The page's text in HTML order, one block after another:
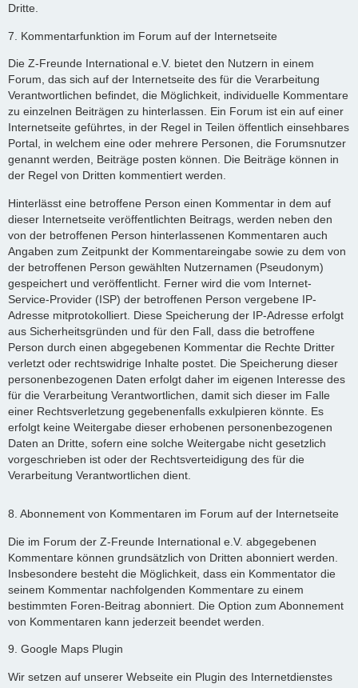
Dritte.
7. Kommentarfunktion im Forum auf der Internetseite
Die Z-Freunde International e.V. bietet den Nutzern in einem
Forum, das sich auf der Internetseite des für die Verarbeitung
Verantwortlichen befindet, die Möglichkeit, individuelle Kommentare
zu einzelnen Beiträgen zu hinterlassen. Ein Forum ist ein auf einer
Internetseite geführtes, in der Regel in Teilen öffentlich einsehbares
Portal, in welchem eine oder mehrere Personen, die Forumsnutzer
genannt werden, Beiträge posten können. Die Beiträge können in
der Regel von Dritten kommentiert werden.
Hinterlässt eine betroffene Person einen Kommentar in dem auf
dieser Internetseite veröffentlichten Beitrags, werden neben den
von der betroffenen Person hinterlassenen Kommentaren auch
Angaben zum Zeitpunkt der Kommentareingabe sowie zu dem von
der betroffenen Person gewählten Nutzernamen (Pseudonym)
gespeichert und veröffentlicht. Ferner wird die vom Internet-
Service-Provider (ISP) der betroffenen Person vergebene IP-
Adresse mitprotokolliert. Diese Speicherung der IP-Adresse erfolgt
aus Sicherheitsgründen und für den Fall, dass die betroffene
Person durch einen abgegebenen Kommentar die Rechte Dritter
verletzt oder rechtswidrige Inhalte postet. Die Speicherung dieser
personenbezogenen Daten erfolgt daher im eigenen Interesse des
für die Verarbeitung Verantwortlichen, damit sich dieser im Falle
einer Rechtsverletzung gegebenenfalls exkulpieren könnte. Es
erfolgt keine Weitergabe dieser erhobenen personenbezogenen
Daten an Dritte, sofern eine solche Weitergabe nicht gesetzlich
vorgeschrieben ist oder der Rechtsverteidigung des für die
Verarbeitung Verantwortlichen dient.
8. Abonnement von Kommentaren im Forum auf der Internetseite
Die im Forum der Z-Freunde International e.V. abgegebenen
Kommentare können grundsätzlich von Dritten abonniert werden.
Insbesondere besteht die Möglichkeit, dass ein Kommentator die
seinem Kommentar nachfolgenden Kommentare zu einem
bestimmten Foren-Beitrag abonniert. Die Option zum Abonnement
von Kommentaren kann jederzeit beendet werden.
9. Google Maps Plugin
Wir setzen auf unserer Webseite ein Plugin des Internetdienstes